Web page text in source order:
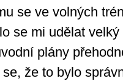
se ve volných
se mi udělat
plány
že to bylo